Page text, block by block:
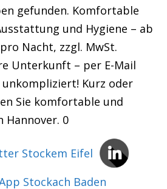
gefunden. Komfortable
und Hygiene – ab
Nacht, zzgl. MwSt.
Unterkunft – per E-Mail
Kurz oder
Sie komfortable und
Hannover. 0